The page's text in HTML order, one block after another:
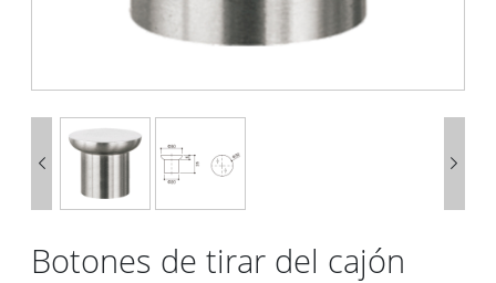
 
Botones de tirar del cajón